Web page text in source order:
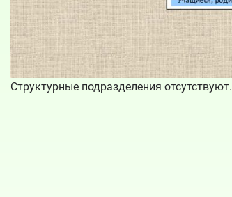
Структурные подразделения отсутствуют.